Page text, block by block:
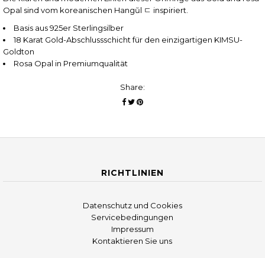
Opal sind vom koreanischen Hangŭl ㄷ inspiriert.
Basis aus 925er Sterlingsilber
18 Karat Gold-Abschlussschicht für den einzigartigen KIMSU-
Goldton
Rosa Opal in Premiumqualität
Share:
RICHTLINIEN
Datenschutz und Cookies
Servicebedingungen
Impressum
Kontaktieren Sie uns